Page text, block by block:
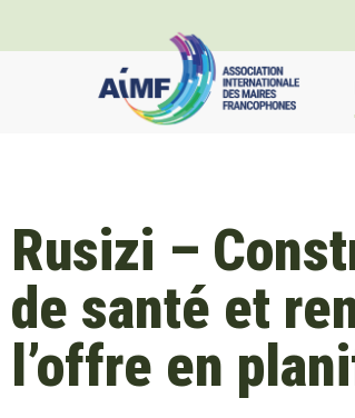
Rusizi –
de santé et
l’offre en